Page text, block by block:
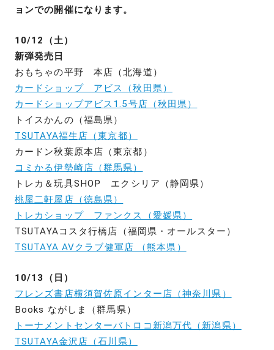
ョンでの開催になります。
10/12（土）
新弾発売日
おもちゃの平野 本店（北海道）
カードショップ アビス（秋田県）
カードショップアビス1.5号店（秋田県）
トイスかんの（福島県）
TSUTAYA福生店（東京都）
カードン秋葉原本店（東京都）
コミかる伊勢崎店（群馬県）
トレカ＆玩具SHOP エクシリア（静岡県）
桃屋二軒屋店（徳島県）
トレカショップ ファンクス（愛媛県）
TSUTAYAコスタ行橋店（福岡県・オールスター）
TSUTAYA AVクラブ健軍店 （熊本県）
10/13（日）
フレンズ書店横須賀佐原インター店（神奈川県）
Books ながしま（群馬県）
トーナメントセンターバトロコ新潟万代（新潟県）
TSUTAYA金沢店（石川県）